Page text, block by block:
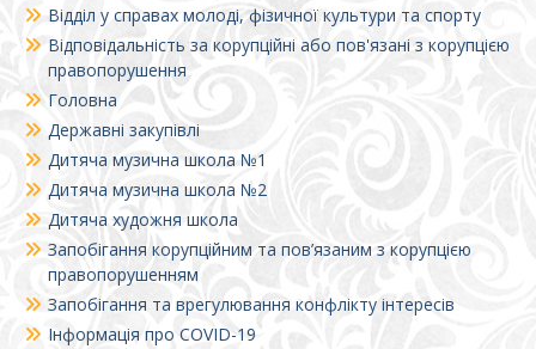
Відділ у справах молоді, фізичної культури та спорту
Відповідальність за корупційні або пов'язані з корупцією
правопорушення
Головна
Державні закупівлі
Дитяча музична школа №1
Дитяча музична школа №2
Дитяча художня школа
Запобігання корупційним та пов’язаним з корупцією
правопорушенням
Запобігання та врегулювання конфлікту інтересів
Інформація про COVID-19